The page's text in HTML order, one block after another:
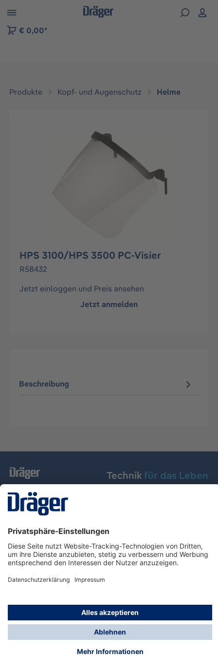
der B2B-Plattform springen
€ 0,00*
Produkte Kopf- und Augenschutz Helme
Bildergalerie überspringen
HPS 3100/HPS 3500 PC-Visier
R58432
Jetzt einloggen und Preis ansehen
Jetzt anmelden
Beschreibung
Technik für das Leben
Dräger Austria GmbH
Über Dräger
Informationen
© Dräger Austria GmbH, 2024
* Alle Preise exkl. gesetzl. Mehrwertsteuer zzgl.
Versandkosten und ggf. Nachnahmegebühren, wenn
nicht anders angegeben.